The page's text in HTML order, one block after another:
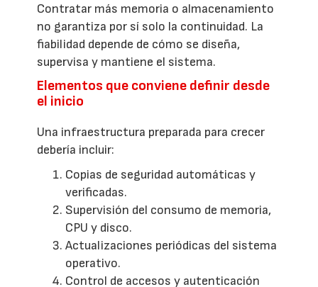
Contratar más memoria o almacenamiento
no garantiza por sí solo la continuidad. La
fiabilidad depende de cómo se diseña,
supervisa y mantiene el sistema.
Elementos que conviene definir desde
el inicio
Una infraestructura preparada para crecer
debería incluir:
Copias de seguridad automáticas y
verificadas.
Supervisión del consumo de memoria,
CPU y disco.
Actualizaciones periódicas del sistema
operativo.
Control de accesos y autenticación